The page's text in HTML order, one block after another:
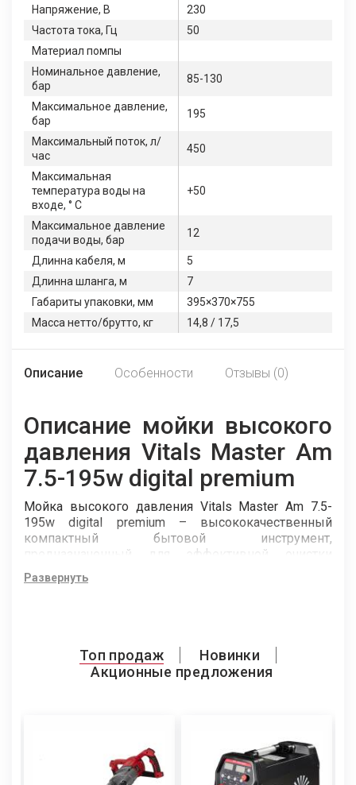
Напряжение, В
230
Частота тока, Гц
50
Материал помпы
Номинальное давление,
бар
85-130
Максимальное давление,
бар
195
Максимальный поток, л/
час
450
Максимальная
температура воды на
входе, ° С
+50
Максимальное давление
подачи воды, бар
12
Длинна кабеля, м
5
Длинна шланга, м
7
Габариты упаковки, мм
395×370×755
Масса нетто/брутто, кг
14,8 / 17,5
Описание Особенности Отзывы (0)
Описание мойки высокого
давления Vitals Master Am
7.5-195w digital premium
Мойка высокого давления Vitals Master Am 7.5-
195w digital premium – высококачественный
компактный бытовой инструмент,
предназначенный для эффективной очистки
поверхностей от загрязнений струей воды под
высоким давлением.
элементов зданий, садовой мебели, деревьев и
др., для мытья автомобилей, катеров, мотоблоков,
давления объединены в блок. Рабочий инструмент
– пистолет с форсункой – подсоединен к насосу
длинным семиметровым шлангом высокого
Развернуть
Топ продаж
Новинки
Акционные предложения